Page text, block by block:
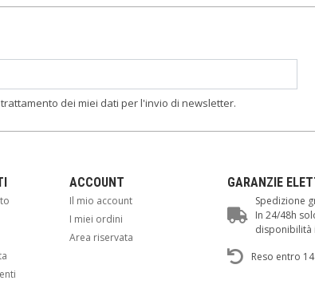
dei miei dati per l'invio di newsletter.
ACCOUNT
Il mio account
I miei ordini
Area riservata
GARANZIE
Spedizione
In 24/48h
disponibilità
Reso entro